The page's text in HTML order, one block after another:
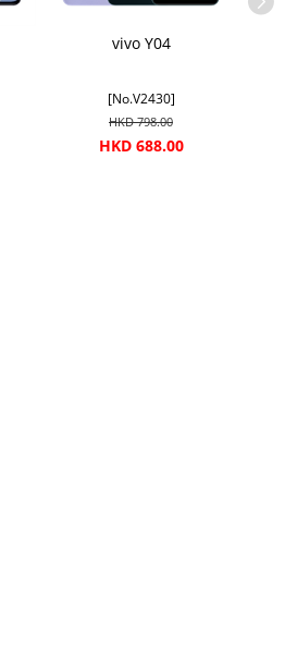
vivo Y04
[No.V2430]
HKD 798.00
HKD 688.00